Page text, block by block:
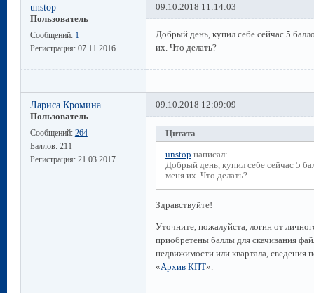
unstop
Пользователь
Сообщений: 1
Регистрация: 07.11.2016
09.10.2018 11:14:03
Добрый день, купил себе сейчас 5
их. Что делать?
Лариса Кромина
Пользователь
Сообщений: 264
Баллов: 211
Регистрация: 21.03.2017
09.10.2018 12:09:09
Цитата
unstop написал:
Добрый день, купил себе сейчас 5
меня их. Что делать?
Здравствуйте!
Уточните, пожалуйста, логин от
приобретены баллы для скачивания
недвижимости или квартала, сведения
«Архив КПТ».